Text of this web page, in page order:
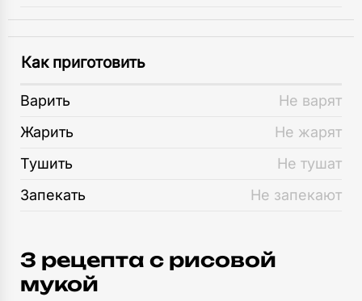
Как приготовить
Варить
Не варят
Жарить
Не жарят
Тушить
Не тушат
Запекать
Не запекают
3 рецепта c рисовой
мукой